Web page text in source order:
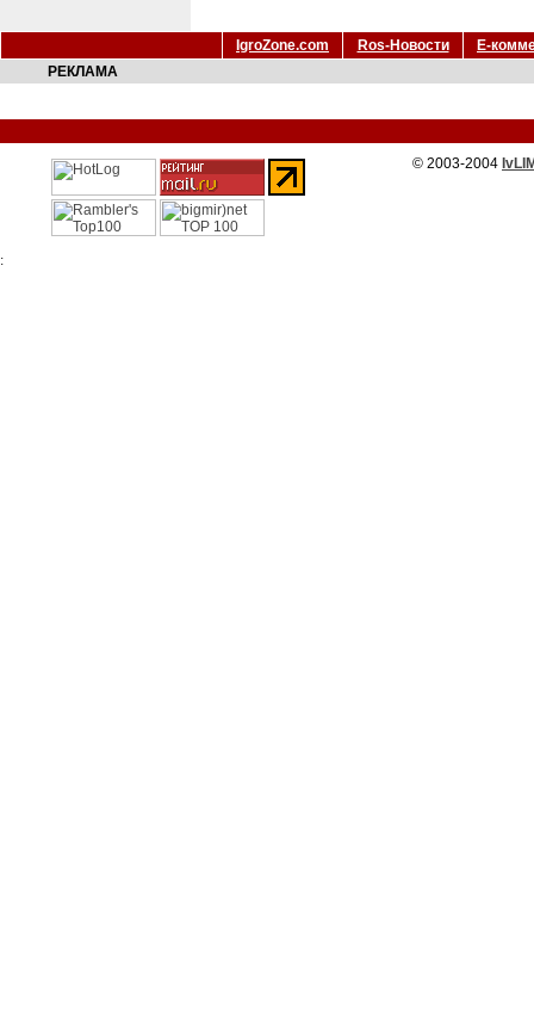
IgroZone.com Ros-Новости
Е-
РЕКЛАМА
© 2003-2004
: